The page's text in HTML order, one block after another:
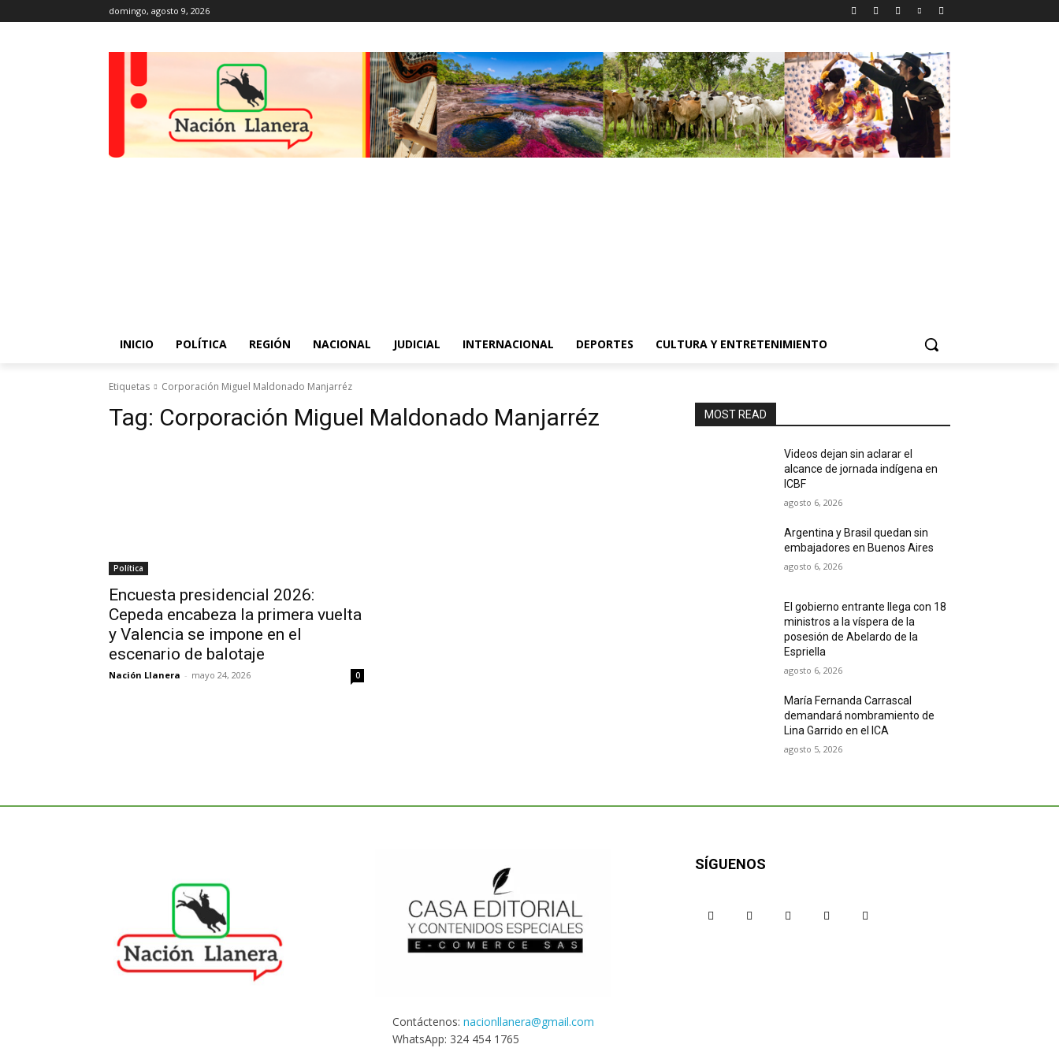
domingo, agosto 9, 2026
INICIO POLÍTICA REGIÓN NACIONAL JUDICIAL INTERNACIONAL DEPORTES CULTURA Y ENTRETENIMIENTO
Etiquetas Corporación Miguel Maldonado Manjarréz
Tag: Corporación Miguel Maldonado Manjarréz
Política
Encuesta presidencial 2026:
Cepeda encabeza la primera vuelta
y Valencia se impone en el
escenario de balotaje
Nación Llanera - mayo 24, 2026 0
MOST READ
Videos dejan sin aclarar el
alcance de jornada indígena en
ICBF
agosto 6, 2026
Argentina y Brasil quedan sin
embajadores en Buenos Aires
agosto 6, 2026
El gobierno entrante llega con 18
ministros a la víspera de la
posesión de Abelardo de la
Espriella
agosto 6, 2026
María Fernanda Carrascal
demandará nombramiento de
Lina Garrido en el ICA
agosto 5, 2026
Contáctenos: nacionllanera@gmail.com
WhatsApp: 324 454 1765
SÍGUENOS